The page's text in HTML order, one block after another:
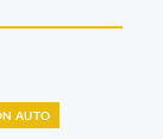
AUTO